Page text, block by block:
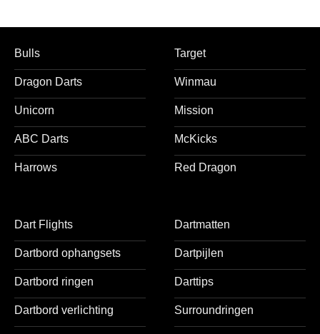
Bulls
Dragon Darts
Unicorn
ABC Darts
Harrows
Target
Winmau
Mission
McKicks
Red Dragon
Dart Flights
Dartbord ophangsets
Dartbord ringen
Dartbord verlichting
Dartmatten
Dartpijlen
Darttips
Surroundringen